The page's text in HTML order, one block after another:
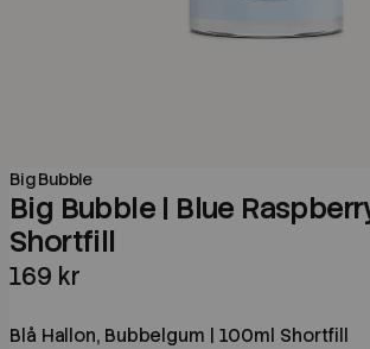
Big Bubble
Big Bubble | Blue
Shortfill
169 kr
Blå Hallon, Bubbelgum | 100ml Shortfill